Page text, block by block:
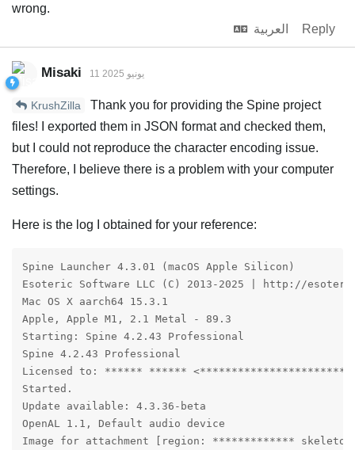
wrong.
العربية
Reply
Misaki 11 يونيو 2025
KrushZilla
Thank you for providing the Spine project
files! I exported them in JSON format and checked them,
but I could not reproduce the character encoding issue.
Therefore, I believe there is a problem with your computer
settings.
Here is the log I obtained for your reference:
Spine Launcher 4.3.01 (macOS Apple Silicon)
Esoteric Software LLC (C) 2013-2025 | http://
Mac OS X aarch64 15.3.1
Apple, Apple M1, 2.1 Metal - 89.3
Starting: Spine 4.2.43 Professional
Spine 4.2.43 Professional
Licensed to: ****** ****** <***********************>
Started.
Update available: 4.3.36-beta
OpenAL 1.1, Default audio device
Image for attachment [region: *************